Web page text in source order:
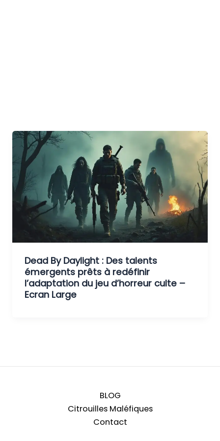
Dead By Daylight : Des talents
émergents prêts à redéfinir
l’adaptation du jeu d’horreur culte –
Ecran Large
BLOG
Citrouilles Maléfiques
Contact